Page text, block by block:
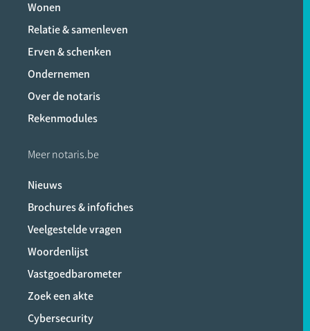
Wonen
Relatie & samenleven
Erven & schenken
Ondernemen
Over de notaris
Rekenmodules
Meer notaris.be
Nieuws
Brochures & infofiches
Veelgestelde vragen
Woordenlijst
Vastgoedbarometer
Zoek een akte
Cybersecurity